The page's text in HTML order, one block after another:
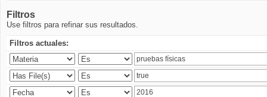
Filtros
Use filtros para refinar sus resultados.
Filtros actuales: